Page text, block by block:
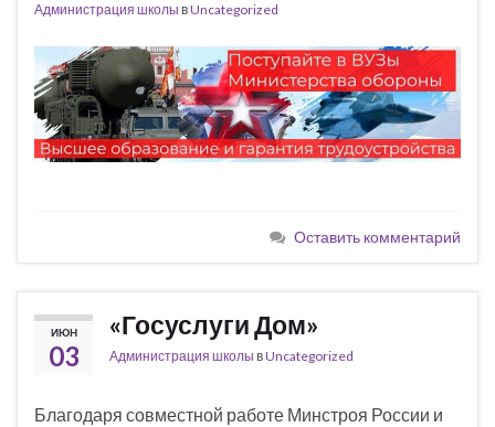
Администрация школы вUncategorized
Оставить комментарий
ИЮН
03
«Госуслуги Дом»
Администрация школы вUncategorized
Благодаря совместной работе Минстроя России и